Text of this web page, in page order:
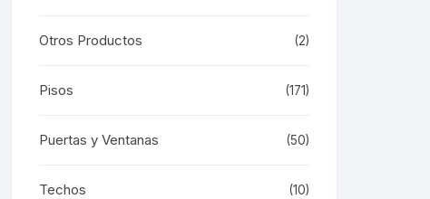
Otros Productos (2)
Pisos (171)
Puertas y Ventanas (50)
Techos (10)